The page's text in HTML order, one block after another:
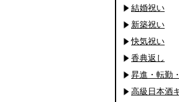
結婚祝い
新築祝い
快気祝い
香典返し
昇進・転勤
高級日本酒